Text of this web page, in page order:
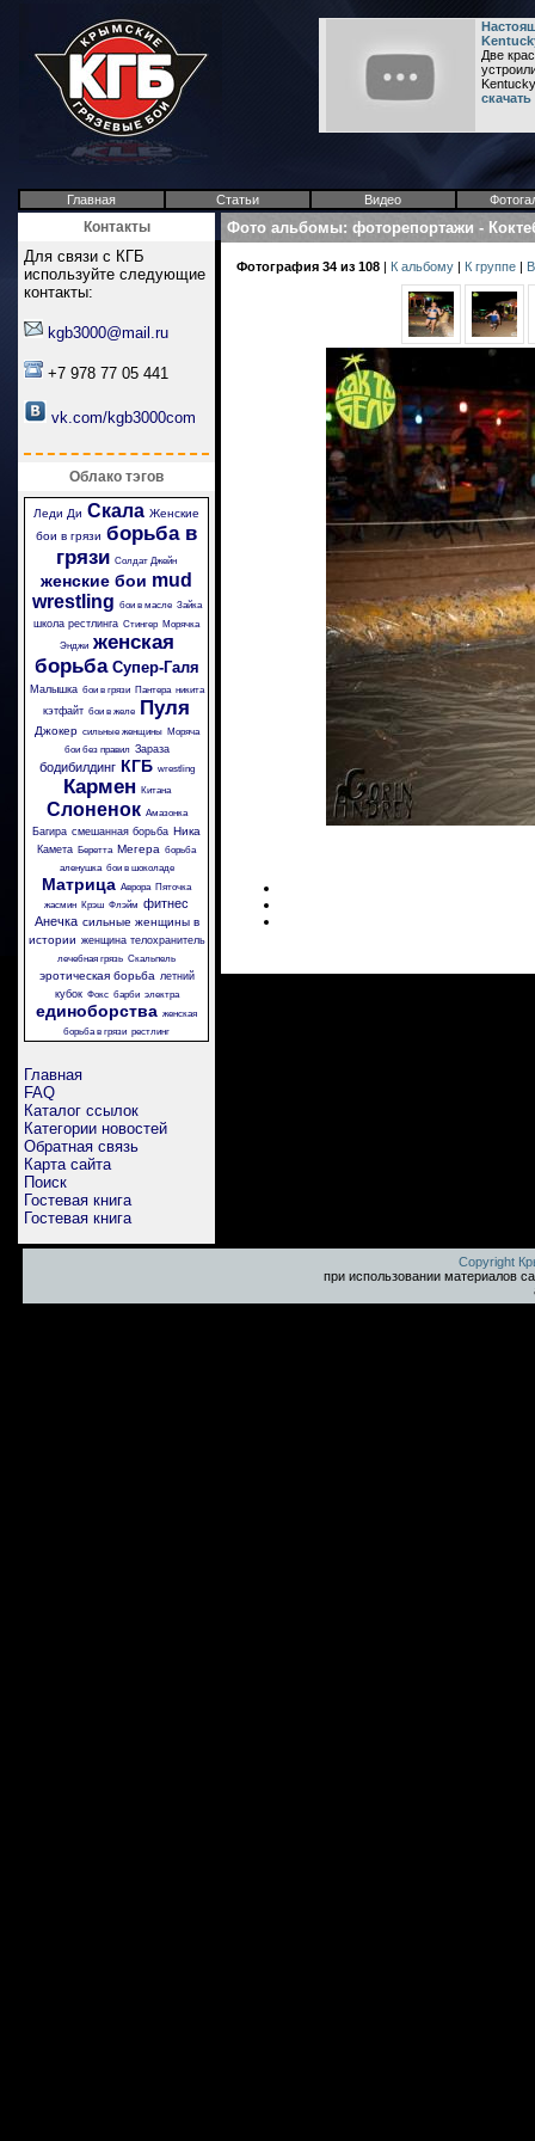
Две
Главная Статьи Видео
Контакты
Для связи с КГБ
используйте следующие
контакты:
kgb3000@mail.ru
+7 978 77 05 441
vk.com/kgb3000com
Облако тэгов
Леди Ди Скала Женские
бои в грязи борьба в
грязи Солдат Джейн
женские бои mud
wrestling бои в масле Зайка
школа рестлинга Стингер Морячка
Энджи женская
борьба Супер-Галя
Малышка бои в грязи Пантера никита
кэтфайт бои в желе Пуля
Джокер сильные женщины
Моряча
бои без правил Зараза
бодибилдинг КГБ wrestling
Кармен Китана
Слоненок Амазонка
Багира смешанная борьба Ника
Камета Беретта Мегера борьба
аленушка бои в шоколаде
Матрица Аврора Пяточка
жасмин Крэш Флэйм фитнес
Анечка сильные женщины в
истории женщина телохранитель
лечебная грязь Скальпель
эротическая борьба летний
кубок Фокс барби электра
единоборства женская
борьба в грязи рестлинг
Главная
FAQ
Каталог ссылок
Категории новостей
Обратная связь
Карта сайта
Поиск
Гостевая книга
Гостевая книга
Фото альбомы: фоторепортажи -
Фотография 34 из 108 | К альбому | К группе |
Copyright
при использовании материалов